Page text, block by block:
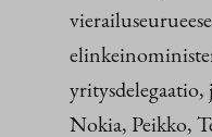
yritysdelegaatio,
Nokia, Peikko,